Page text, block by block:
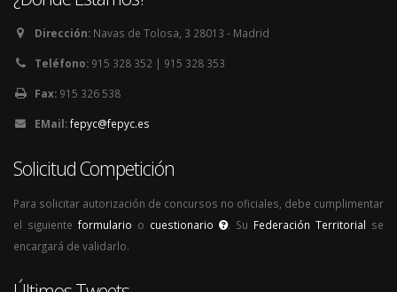
Dirección: Navas de Tolosa, 3 28013 - Madrid
Teléfono: 915 328 352 | 915 328 353
Fax: 915 326 538
EMail:fepyc@fepyc.es
Solicitud Competición
Para solicitar autorización de concursos no oficiales, debe cumplimentar
el siguiente formulario o cuestionario . Su Federación Territorial se
encargará de validarlo.